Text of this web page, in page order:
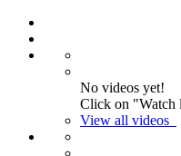
No videos yet!
Click on "Watch
View all videos